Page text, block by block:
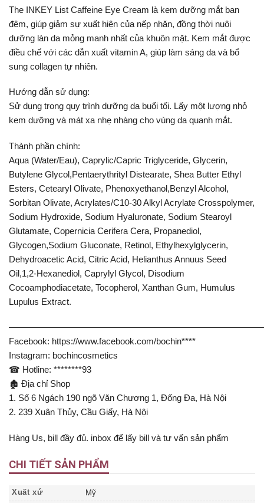
The INKEY List Caffeine Eye Cream là kem dưỡng mắt ban
đêm, giúp giảm sự xuất hiện của nếp nhăn, đồng thời nuôi
dưỡng làn da mỏng manh nhất của khuôn mặt. Kem mắt được
điều chế với các dẫn xuất vitamin A, giúp làm sáng da và bổ
sung collagen tự nhiên.
Hướng dẫn sử dụng:
Sử dụng trong quy trình dưỡng da buổi tối. Lấy một lượng nhỏ
kem dưỡng và mát xa nhẹ nhàng cho vùng da quanh mắt.
Thành phần chính:
Aqua (Water/Eau), Caprylic/Capric Triglyceride, Glycerin,
Butylene Glycol,Pentaerythrityl Distearate, Shea Butter Ethyl
Esters, Cetearyl Olivate, Phenoxyethanol,Benzyl Alcohol,
Sorbitan Olivate, Acrylates/C10-30 Alkyl Acrylate Crosspolymer,
Sodium Hydroxide, Sodium Hyaluronate, Sodium Stearoyl
Glutamate, Copernicia Cerifera Cera, Propanediol,
Glycogen,Sodium Gluconate, Retinol, Ethylhexylglycerin,
Dehydroacetic Acid, Citric Acid, Helianthus Annuus Seed
Oil,1,2-Hexanediol, Caprylyl Glycol, Disodium
Cocoamphodiacetate, Tocopherol, Xanthan Gum, Humulus
Lupulus Extract.
Facebook: https://www.facebook.com/bochin****
Instagram: bochincosmetics
☎ Hotline: ********93
🏚 Địa chỉ Shop
1. Số 6 Ngách 190 ngõ Văn Chương 1, Đống Đa, Hà Nội
2. 239 Xuân Thủy, Cầu Giấy, Hà Nội
Hàng Us, bill đầy đủ. inbox để lấy bill và tư vấn sản phẩm
CHI TIẾT SẢN PHẨM
Xuất xứ
Mỹ